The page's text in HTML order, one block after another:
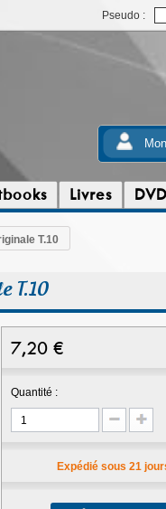
Pseudo :
Livres DVD
T.10
T.10
7,20 €
Quantité :
Expédié sous 21